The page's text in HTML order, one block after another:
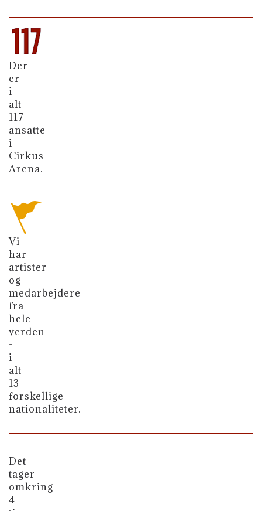
Der
er
i
alt
117
ansatte
i
Cirkus
Arena.
Vi
har
artister
og
medarbejdere
fra
hele
verden
-
i
alt
13
forskellige
nationaliteter.
Det
tager
omkring
4